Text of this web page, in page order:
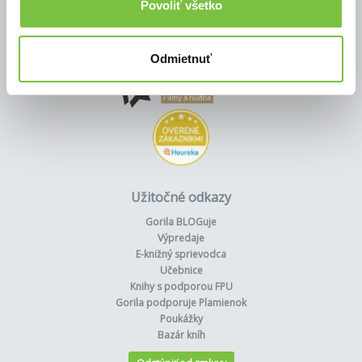
Povoliť všetko
Odmietnuť
Užitočné odkazy
Gorila BLOGuje
Výpredaje
E-knižný sprievodca
Učebnice
Knihy s podporou FPU
Gorila podporuje Plamienok
Poukážky
Bazár kníh